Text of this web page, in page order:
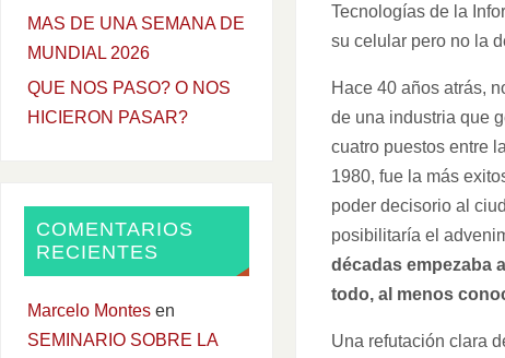
Tecnologías de la
su celular pero no la
Hace 40 años atrás,
de una industria que
cuatro puestos entre
1980, fue la más
poder decisorio al
posibilitaría el
décadas empezaba
todo, al menos
Una refutación clara
MAS DE UNA SEMANA DE
MUNDIAL 2026
QUE NOS PASO? O NOS
HICIERON PASAR?
COMENTARIOS
RECIENTES
Marcelo Montesen
SEMINARIO SOBRE LA